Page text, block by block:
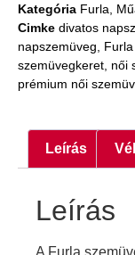
Kategória Furla
Cimke divatos
napszemüveg
szemüvegkeret női
prémium női
Leírás
Leírás
A Furla